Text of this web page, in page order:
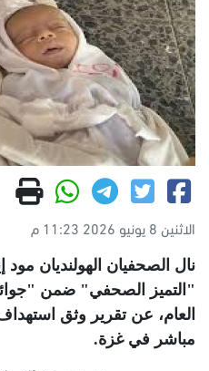
الاثنين 8 يونيو 2026 11:23 م
نال الصحفيان الهولنديان مود
"التميز الصحفي" ضمن "جوائز
العام، عن تقرير وثق
مباشر في غزة.